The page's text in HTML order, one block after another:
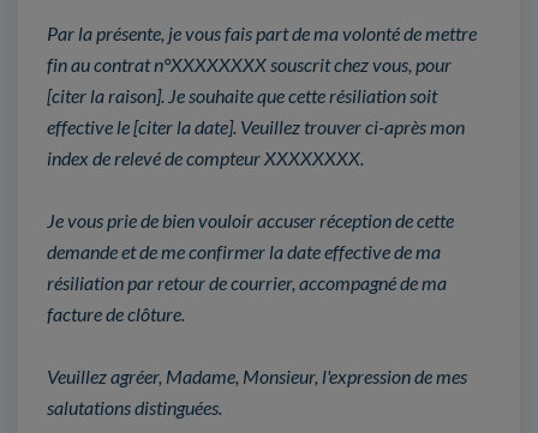
Par la présente, je vous fais part de ma volonté de mettre
fin au contrat n°XXXXXXXX souscrit chez vous, pour
[citer la raison]. Je souhaite que cette résiliation soit
effective le [citer la date]. Veuillez trouver ci-après mon
index de relevé de compteur XXXXXXXX.
Je vous prie de bien vouloir accuser réception de cette
demande et de me confirmer la date effective de ma
résiliation par retour de courrier, accompagné de ma
facture de clôture.
Veuillez agréer, Madame, Monsieur, l'expression de mes
salutations distinguées.